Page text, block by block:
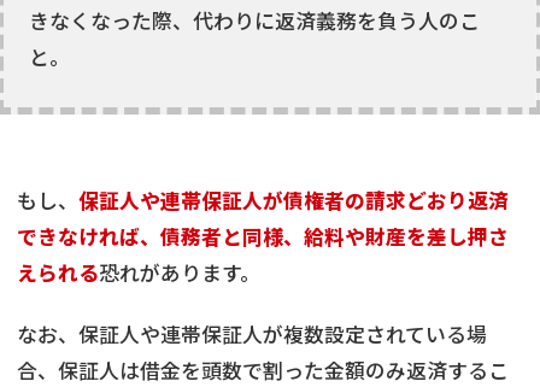
きなくなった際、代わりに返済義務を負う人のこ
と。
もし、 保証人や連帯保証人が債権者の請求どおり返済
できなければ、債務者と同様、給料や財産を差し押さ
えられる恐れがあります。
なお、保証人や連帯保証人が複数設定されている場
合、保証人は借金を頭数で割った金額のみ返済するこ